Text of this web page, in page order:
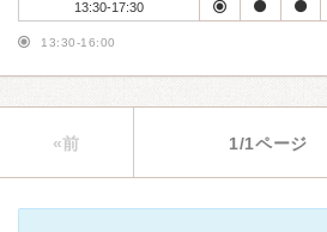
13:30-17:30
13:30-16:00
«前 1/1ページ